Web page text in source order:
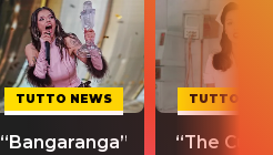
TUTTO NEWS
“Bangaranga”
TUTTO
“The